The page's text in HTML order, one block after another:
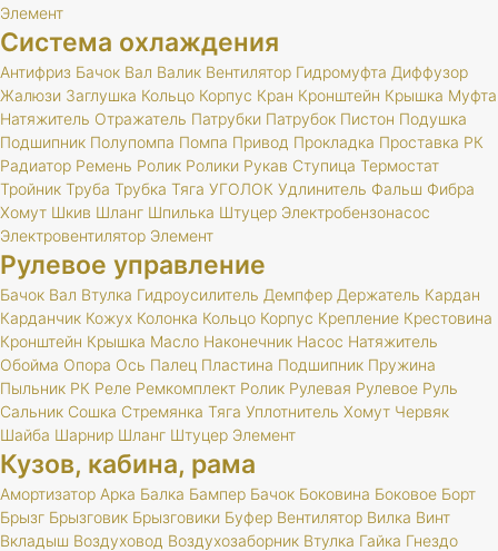
Элемент
Система охлаждения
Антифриз Бачок Вал Валик Вентилятор Гидромуфта Диффузор
Жалюзи Заглушка Кольцо Корпус Кран Кронштейн Крышка Муфта
Натяжитель Отражатель Патрубки Патрубок Пистон Подушка
Подшипник Полупомпа Помпа Привод Прокладка Проставка РК
Радиатор Ремень Ролик Ролики Рукав Ступица Термостат
Тройник Труба Трубка Тяга УГОЛОК Удлинитель Фальш Фибра
Хомут Шкив Шланг Шпилька Штуцер Электробензонасос
Электровентилятор Элемент
Рулевое управление
Бачок Вал Втулка Гидроусилитель Демпфер Держатель Кардан
Карданчик Кожух Колонка Кольцо Корпус Крепление Крестовина
Кронштейн Крышка Масло Наконечник Насос Натяжитель
Обойма Опора Ось Палец Пластина Подшипник Пружина
Пыльник РК Реле Ремкомплект Ролик Рулевая Рулевое Руль
Сальник Сошка Стремянка Тяга Уплотнитель Хомут Червяк
Шайба Шарнир Шланг Штуцер Элемент
Кузов, кабина, рама
Амортизатор Арка Балка Бампер Бачок Боковина Боковое Борт
Брызг Брызговик Брызговики Буфер Вентилятор Вилка Винт
Вкладыш Воздуховод Воздухозаборник Втулка Гайка Гнездо